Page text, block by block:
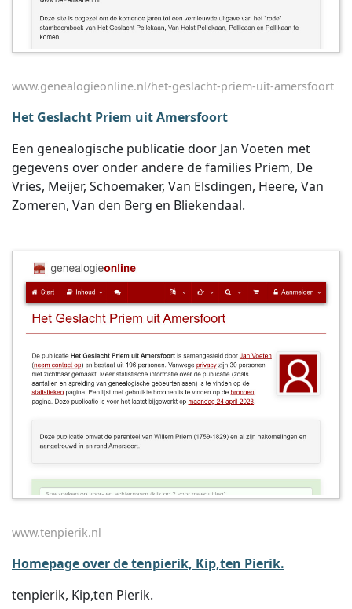
www.genealogieonline.nl/het-geslacht-priem-uit-amersfoort
Het Geslacht Priem uit Amersfoort
Een genealogische publicatie door Jan Voeten met
gegevens over onder andere de families Priem, De
Vries, Meijer, Schoemaker, Van Elsdingen, Heere, Van
Zomeren, Van den Berg en Bliekendaal.
www.tenpierik.nl
Homepage over de tenpierik, Kip,ten Pierik.
tenpierik, Kip,ten Pierik.